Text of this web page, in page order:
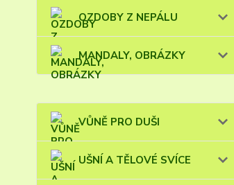
OZDOBY Z NEPÁLU
MANDALY, OBRÁZKY
VŮNĚ PRO DUŠI
UŠNÍ A TĚLOVÉ SVÍCE